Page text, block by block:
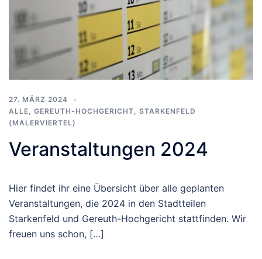
27. MÄRZ 2024
ALLE, GEREUTH-HOCHGERICHT, STARKENFELD
(MALERVIERTEL)
Veranstaltungen 2024
Hier findet ihr eine Übersicht über alle geplanten
Veranstaltungen, die 2024 in den Stadtteilen
Starkenfeld und Gereuth-Hochgericht stattfinden. Wir
freuen uns schon, […]